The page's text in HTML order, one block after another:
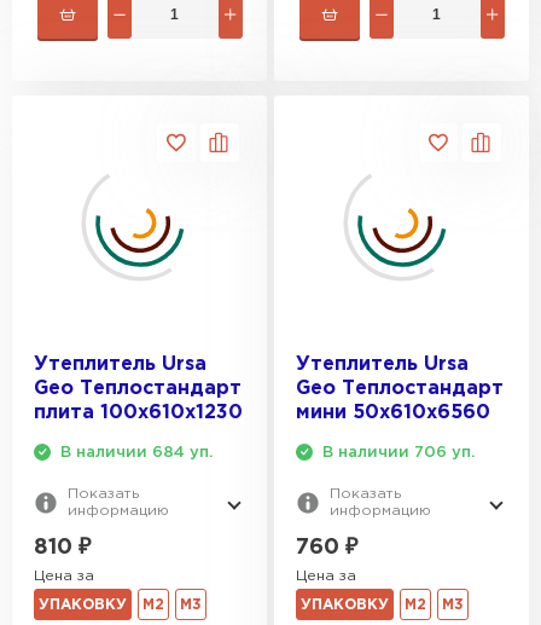
Утеплитель Ursa
Geo Теплостандарт
плита 100х610х1230
В наличии 684 уп.
Показать
информацию
810 ₽
Цена за
УПАКОВКУ М2 М3
Утеплитель Ursa
Geo Теплостандарт
мини 50х610х6560
В наличии 706 уп.
Показать
информацию
760 ₽
Цена за
УПАКОВКУ М2 М3